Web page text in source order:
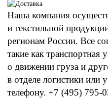
Наша компания
и текстильной
регионам России. Все
такие как транспортная
о движении груза и
в отделе логистики или
телефону. +7 (495) 795-